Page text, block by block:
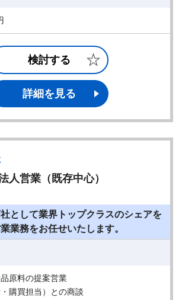
検討する
詳細を見る
人営業（既存中心）
として業界トップクラスのシェアを
業務をお任せいたします。
原料の提案営業
購買担当）との商談